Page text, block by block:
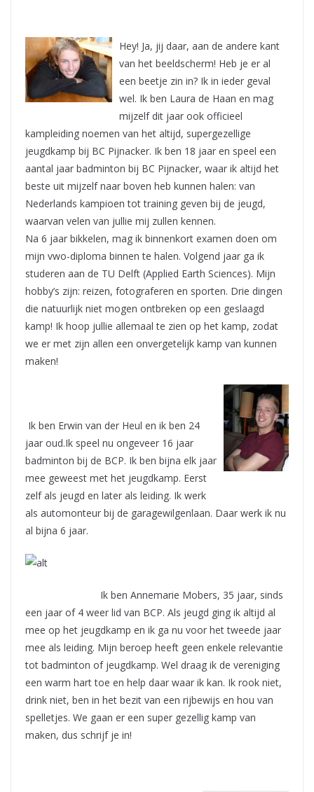
Hey! Ja, jij daar, aan de andere kant
van het beeldscherm! Heb je er al
een beetje zin in? Ik in ieder geval
wel. Ik ben Laura de Haan en mag
mijzelf dit jaar ook officieel
kampleiding noemen van het altijd, supergezellige
jeugdkamp bij BC Pijnacker. Ik ben 18 jaar en speel een
aantal jaar badminton bij BC Pijnacker, waar ik altijd het
beste uit mijzelf naar boven heb kunnen halen: van
Nederlands kampioen tot training geven bij de jeugd,
waarvan velen van jullie mij zullen kennen.
Na 6 jaar bikkelen, mag ik binnenkort examen doen om
mijn vwo-diploma binnen te halen. Volgend jaar ga ik
studeren aan de TU Delft (Applied Earth Sciences). Mijn
hobby’s zijn: reizen, fotograferen en sporten. Drie dingen
die natuurlijk niet mogen ontbreken op een geslaagd
kamp! Ik hoop jullie allemaal te zien op het kamp, zodat
we er met zijn allen een onvergetelijk kamp van kunnen
maken!
Ik ben Erwin van der Heul en ik ben 24
jaar oud.Ik speel nu ongeveer 16 jaar
badminton bij de BCP. Ik ben bijna elk jaar
mee geweest met het jeugdkamp. Eerst
zelf als jeugd en later als leiding. Ik werk
als automonteur bij de garagewilgenlaan. Daar werk ik nu
al bijna 6 jaar.
Ik ben Annemarie Mobers, 35 jaar, sinds
een jaar of 4 weer lid van BCP. Als jeugd ging ik altijd al
mee op het jeugdkamp en ik ga nu voor het tweede jaar
mee als leiding. Mijn beroep heeft geen enkele relevantie
tot badminton of jeugdkamp. Wel draag ik de vereniging
een warm hart toe en help daar waar ik kan. Ik rook niet,
drink niet, ben in het bezit van een rijbewijs en hou van
spelletjes. We gaan er een super gezellig kamp van
maken, dus schrijf je in!